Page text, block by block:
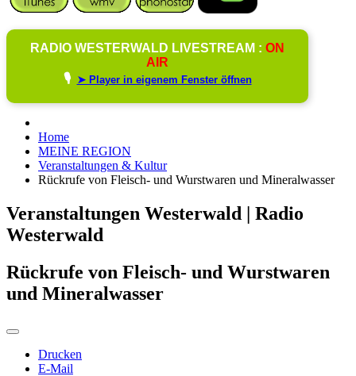
RADIO WESTERWALD LIVESTREAM : ON
AIR
🎙️ ➤ Player in eigenem Fenster öffnen
Home
MEINE REGION
Veranstaltungen & Kultur
Rückrufe von Fleisch- und Wurstwaren und Mineralwasser
Veranstaltungen Westerwald | Radio
Westerwald
Rückrufe von Fleisch- und Wurstwaren
und Mineralwasser
Drucken
E-Mail